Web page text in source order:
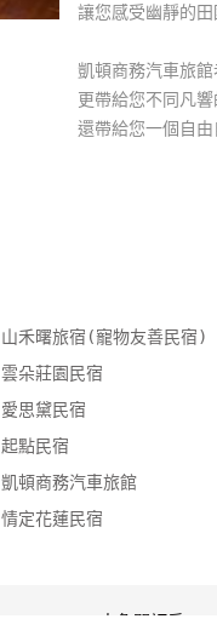
讓您感受幽靜的
凱頓商務汽車旅
更帶給您不同凡
還帶給您一個自由
山禾曙旅宿(寵物友善民宿)
雲朵莊園民宿
愛思黛民宿
起點民宿
凱頓商務汽車旅館
情定花蓮民宿